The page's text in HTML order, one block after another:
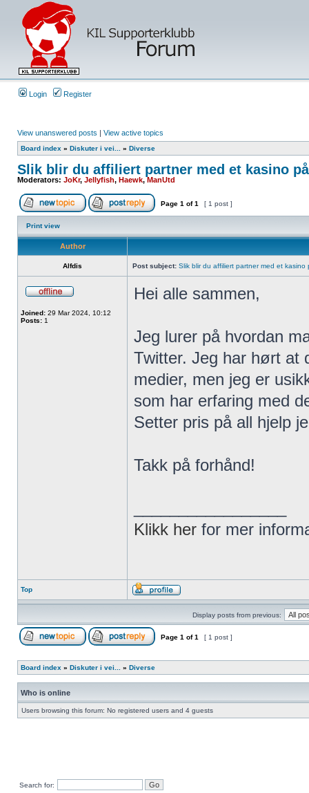
Login Register
View unanswered posts | View active topics
Board index » Diskuter i vei... » Diverse
Slik blir du affiliert partner med et kasino
Moderators: JoKr, Jellyfish, Haewk,ManUtd
Page 1 of1 [ 1 post ]
Print view
Author
Alfdis Post subject: Slik blir du affiliert partner med et kasino
Joined: 29 Mar 2024, 10:12
Posts: 1
Hei alle sammen,
Jeg lurer på hvordan
Twitter. Jeg har hørt at
medier, men jeg er
som har erfaring med
Setter pris på all hjelp
Takk på forhånd!
Klikk her for mer
Top
Display posts from previous:
Page 1 of1 [ 1 post ]
Board index » Diskuter i vei... » Diverse
Who is online
Users browsing this forum: No registered users and 4 guests
Search for: